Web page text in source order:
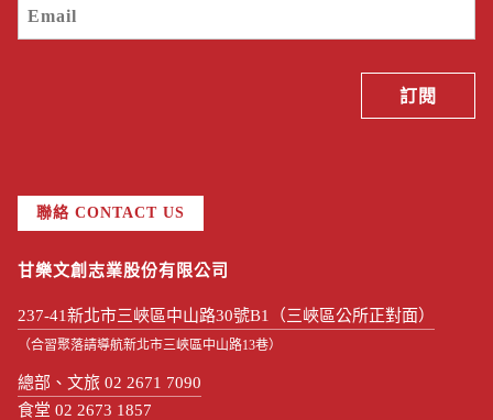
聯絡 CONTACT US
甘樂文創志業股份有限公司
237-41新北市三峽區中山路30號B1（三峽區公所正對面）
（合習聚落請導航新北市三峽區中山路13巷）
總部、文旅 02 2671 7090
食堂 02 2673 1857